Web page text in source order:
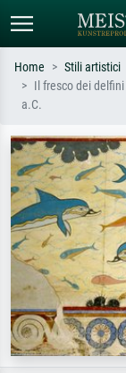
Monet, Notte
Impressionismo,
nudo.
Home Stili artistici
Il fresco dei
a.C.